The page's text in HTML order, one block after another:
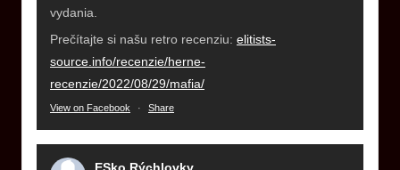
vydania.
Prečítajte si našu retro recenziu: elitists-
source.info/recenzie/herne-
recenzie/2022/08/29/mafia/
View on Facebook · Share